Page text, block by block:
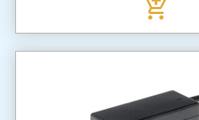
add_shopping_cart